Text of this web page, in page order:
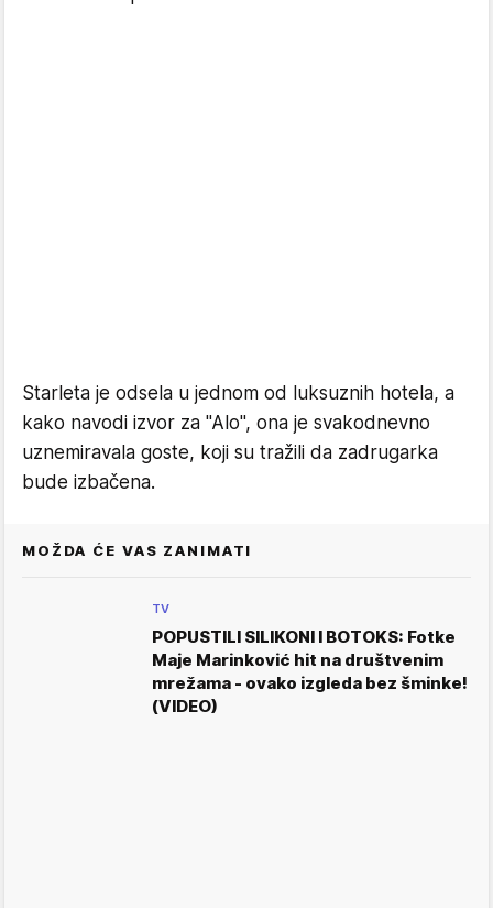
Starleta je odsela u jednom od luksuznih hotela, a
kako navodi izvor za "Alo", ona je svakodnevno
uznemiravala goste, koji su tražili da zadrugarka
bude izbačena.
MOŽDA ĆE VAS ZANIMATI
TV
POPUSTILI SILIKONI I BOTOKS: Fotke
Maje Marinković hit na društvenim
mrežama - ovako izgleda bez šminke!
(VIDEO)